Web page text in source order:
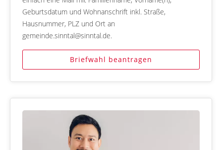
Geburtsdatum und Wohnanschrift inkl. Straße,
Hausnummer, PLZ und Ort an
gemeinde.sinntal@sinntal.de.
Briefwahl beantragen